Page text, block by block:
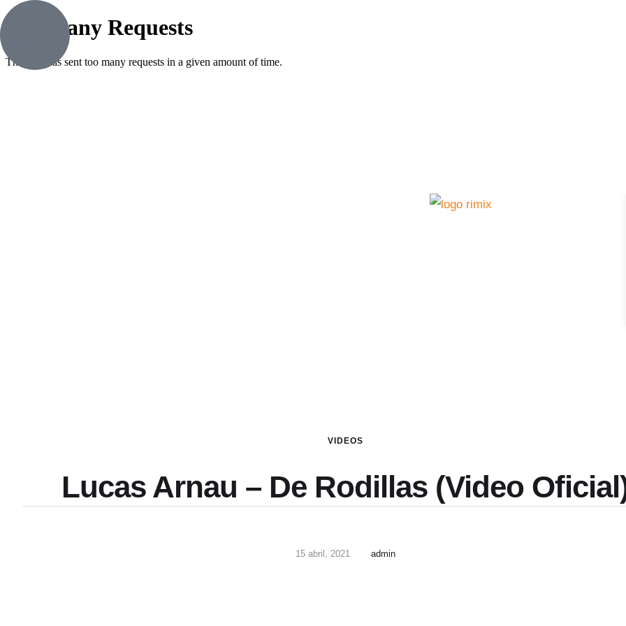
VIDEOS
Lucas Arnau – De Rodillas (Video
15 abril, 2021 admin